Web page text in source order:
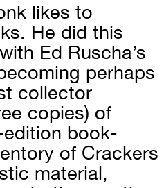
likes to
He did this
Ed Ruscha’s
perhaps
collector
copies) of
edition book-
of Crackers
material,